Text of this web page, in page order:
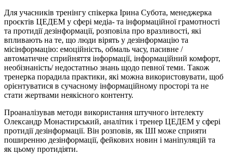
Для учасників тренінгу спікерка Ірина Субота, менеджерка
проєктів ЦЕДЕМ у сфері медіа- та інформаційної грамотності
та протидії дезінформації, розповіла про вразливості, які
впливають на те, що люди вірять у дезінформацію та
місінформацію: емоційність, обмаль часу, пасивне /
автоматичне сприйняття інформації, інформаційний комфорт,
необізнаність/ недостатньо знань щодо певної теми. Також
тренерка порадила практики, які можна використовувати, щоб
орієнтуватися в сучасному інформаційному просторі та не
стати жертвами неякісного контенту.
Проаналізував методи використання штучного інтелекту
Олександр Монастирський, аналітик і тренер ЦЕДЕМ у сфері
протидії дезінформації. Він розповів, як ШІ може сприяти
поширенню дезінформації, фейкових новин і маніпуляцій та
як цьому протидіяти.